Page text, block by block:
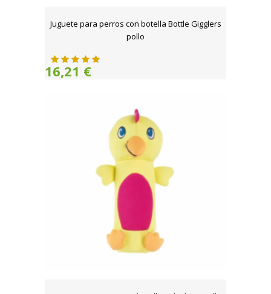
Juguete para perros con botella Bottle Gigglers
pollo
16,21 €